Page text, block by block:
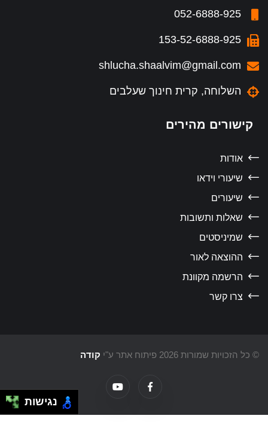
052-6888-925
153-52-6888-925
shlucha.shaalvim@gmail.com
השלוחה, קרית חינוך שעלבים
קישורים מהירים
אודות
שיעורי וידאו
שיעורים
שאלות ותשובות
שמיניסטים
ההוצאה לאור
הרשמה מקוונת
צרו קשר
הזכויות שמורות 2026 פיתוח אתר ע"י קודה
נגישות